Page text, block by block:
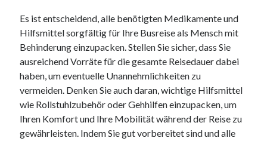
Es ist entscheidend, alle benötigten Medikamente und
Hilfsmittel sorgfältig für Ihre Busreise als Mensch mit
Behinderung einzupacken. Stellen Sie sicher, dass Sie
ausreichend Vorräte für die gesamte Reisedauer dabei
haben, um eventuelle Unannehmlichkeiten zu
vermeiden. Denken Sie auch daran, wichtige Hilfsmittel
wie Rollstuhlzubehör oder Gehhilfen einzupacken, um
Ihren Komfort und Ihre Mobilität während der Reise zu
gewährleisten. Indem Sie gut vorbereitet sind und alle